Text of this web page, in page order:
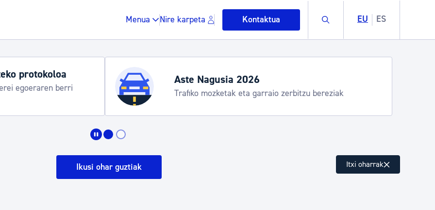
Menua Nire karpeta Kontaktua Buscar EU ES
Gune publikoa, hondakinak eta ingurumena
Udako ordutegiak eta zerbitzuak
Udalinfo, Donostia Kirola, Donostia Kultura, San Telmo,
Urgull, Hondalea, Turismoa
Ikusi ohar guztiak Itxi oharrak